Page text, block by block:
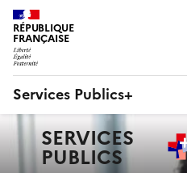
RÉPUBLIQUE
FRANÇAISE
Services Publics+
principaleSERVICES
PUBLICS+